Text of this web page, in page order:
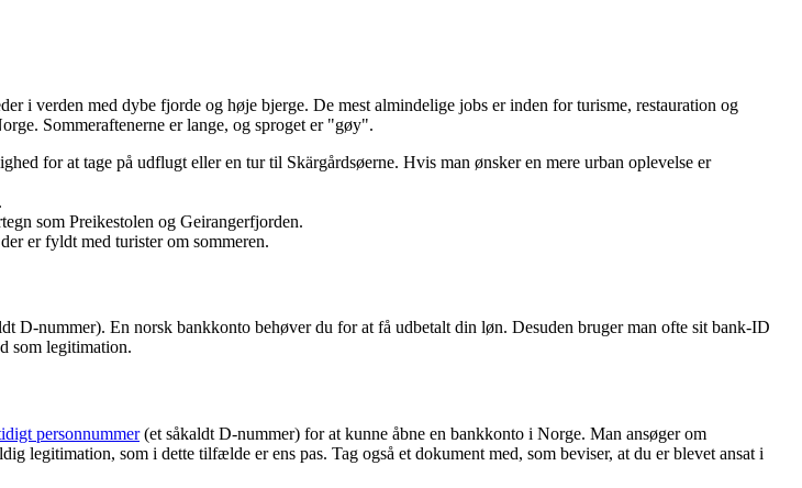
i verden med dybe fjorde og høje bjerge. De mest almindelige jobs er inden for turisme, restauration og
Sommeraftenerne er lange, og sproget er "gøy".
for at tage på udflugt eller en tur til Skärgårdsøerne. Hvis man ønsker en mere urban oplevelse er
som Preikestolen og Geirangerfjorden.
er fyldt med turister om sommeren.
D-nummer). En norsk bankkonto behøver du for at få udbetalt din løn. Desuden bruger man ofte sit bank-ID
som legitimation.
personnummer(et såkaldt D-nummer) for at kunne åbne en bankkonto i Norge. Man ansøger om
legitimation, som i dette tilfælde er ens pas. Tag også et dokument med, som beviser, at du er blevet ansat i